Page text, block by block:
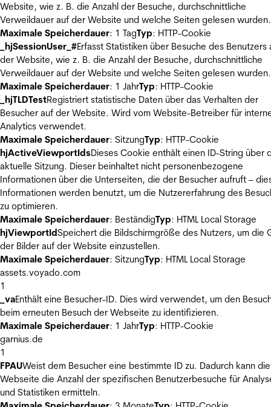
Website, wie z. B. die Anzahl der Besuche, durchschnittliche
Verweildauer auf der Website und welche Seiten gelesen wurden.
Maximale Speicherdauer: 1 TagTyp: HTTP-Cookie
_hjSessionUser_#Erfasst Statistiken über Besuche des Benutzers
der Website, wie z. B. die Anzahl der Besuche, durchschnittliche
Verweildauer auf der Website und welche Seiten gelesen wurden.
Maximale Speicherdauer: 1 JahrTyp: HTTP-Cookie
_hjTLDTestRegistriert statistische Daten über das Verhalten der
Besucher auf der Website. Wird vom Website-Betreiber für
Analytics verwendet.
Maximale Speicherdauer: SitzungTyp: HTTP-Cookie
hjActiveViewportIdsDieses Cookie enthält einen ID-String über
aktuelle Sitzung. Dieser beinhaltet nicht personenbezogene
Informationen über die Unterseiten, die der Besucher aufruft –
Informationen werden benutzt, um die Nutzererfahrung des
zu optimieren.
Maximale Speicherdauer: BeständigTyp: HTML Local Storage
hjViewportIdSpeichert die Bildschirmgröße des Nutzers, um die
der Bilder auf der Website einzustellen.
Maximale Speicherdauer: SitzungTyp: HTML Local Storage
assets.voyado.com
1
_vaEnthält eine Besucher-ID. Dies wird verwendet, um den
beim erneuten Besuch der Webseite zu identifizieren.
Maximale Speicherdauer: 1 JahrTyp: HTTP-Cookie
garnius.de
1
FPAUWeist dem Besucher eine bestimmte ID zu. Dadurch kann die
Webseite die Anzahl der spezifischen Benutzerbesuche für
und Statistiken ermitteln.